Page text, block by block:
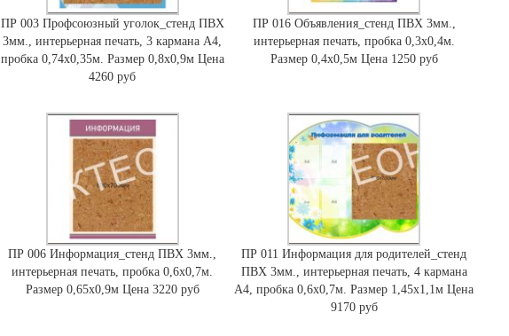
ПР 003 Профсоюзный уголок_стенд ПВХ
3мм., интерьерная печать, 3 кармана А4,
пробка 0,74х0,35м. Размер 0,8х0,9м Цена
4260 руб
ПР 016 Объявления_стенд ПВХ 3мм.,
интерьерная печать, пробка 0,3х0,4м.
Размер 0,4х0,5м Цена 1250 руб
ПР 006 Информация_стенд ПВХ 3мм.,
интерьерная печать, пробка 0,6х0,7м.
Размер 0,65х0,9м Цена 3220 руб
ПР 011 Информация для родителей_стенд
ПВХ 3мм., интерьерная печать, 4 кармана
А4, пробка 0,6х0,7м. Размер 1,45х1,1м Цена
9170 руб